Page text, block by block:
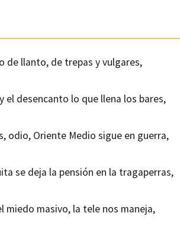
de llanto, de trepas y vulgares,
el desencanto lo que llena los bares,
odio, Oriente Medio sigue en guerra,
se deja la pensión en la tragaperras,
miedo masivo, la tele nos maneja,